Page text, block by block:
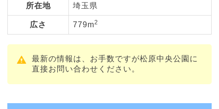
所在地 埼玉県
広さ 779m2
最新の情報は、お手数ですが松原中央公園に
直接お問い合わせください。